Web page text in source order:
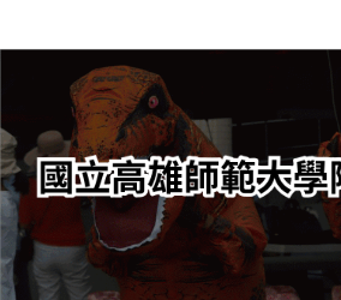
轉
要
內
容